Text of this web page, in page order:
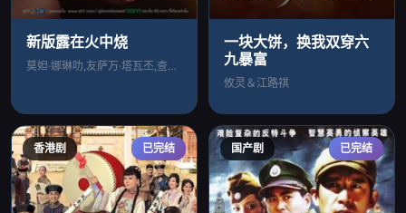
新版露在火中烧
莫妲·娜琳叻,友萨万·塔瓦丕,查纳甘·彭
一块大饼，换我双穿六
九暴富
攸灵＆江路祺
香港剧 已完结 国产剧 已完结